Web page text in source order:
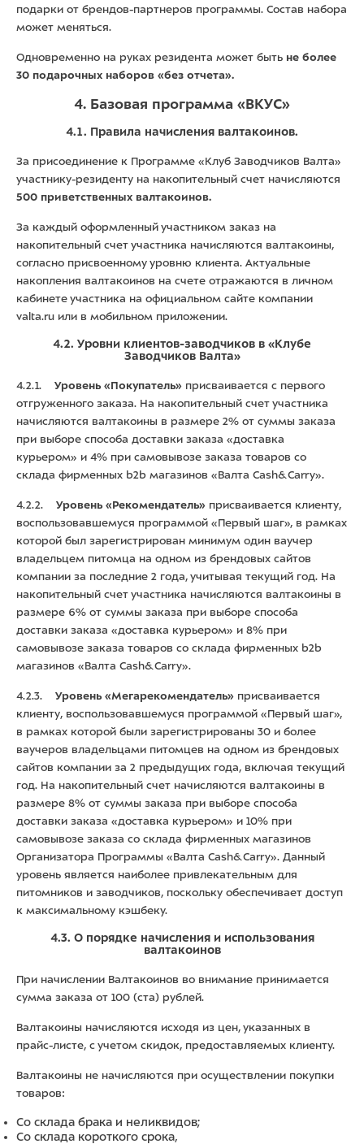
подарки от брендов-партнеров программы. Состав набора
может меняться.
Одновременно на руках резидента может быть не более
30 подарочных наборов «без отчета».
4. Базовая программа «ВКУС»
4.1. Правила начисления валтакоинов.
За присоединение к Программе «Клуб Заводчиков Валта»
участнику-резиденту на накопительный счет начисляются
500 приветственных валтакоинов.
За каждый оформленный участником заказ на
накопительный счет участника начисляются валтакоины,
согласно присвоенному уровню клиента. Актуальные
накопления валтакоинов на счете отражаются в личном
кабинете участника на официальном сайте компании
valta.ru или в мобильном приложении.
4.2. Уровни клиентов-заводчиков в «Клубе
Заводчиков Валта»
4.2.1. Уровень «Покупатель» присваивается с первого
отгруженного заказа. На накопительный счет участника
начисляются валтакоины в размере 2% от суммы заказа
при выборе способа доставки заказа «доставка
курьером» и 4% при самовывозе заказа товаров со
склада фирменных b2b магазинов «Валта Cash&Carry».
4.2.2. Уровень «Рекомендатель» присваивается клиенту,
воспользовавшемуся программой «Первый шаг», в рамках
которой был зарегистрирован минимум один ваучер
владельцем питомца на одном из брендовых сайтов
компании за последние 2 года, учитывая текущий год. На
накопительный счет участника начисляются валтакоины в
размере 6% от суммы заказа при выборе способа
доставки заказа «доставка курьером» и 8% при
самовывозе заказа товаров со склада фирменных b2b
магазинов «Валта Cash&Carry».
4.2.3. Уровень «Мегарекомендатель» присваивается
клиенту, воспользовавшемуся программой «Первый шаг»,
в рамках которой были зарегистрированы 30 и более
ваучеров владельцами питомцев на одном из брендовых
сайтов компании за 2 предыдущих года, включая текущий
год. На накопительный счет начисляются валтакоины в
размере 8% от суммы заказа при выборе способа
доставки заказа «доставка курьером» и 10% при
самовывозе заказа со склада фирменных магазинов
Организатора Программы «Валта Cash&Carry». Данный
уровень является наиболее привлекательным для
питомников и заводчиков, поскольку обеспечивает доступ
к максимальному кэшбеку.
4.3. О порядке начисления и использования
валтакоинов
При начислении Валтакоинов во внимание принимается
сумма заказа от 100 (ста) рублей.
Валтакоины начисляются исходя из цен, указанных в
прайс-листе, с учетом скидок, предоставляемых клиенту.
Валтакоины не начисляются при осуществлении покупки
товаров:
Cо склада брака и неликвидов;
Со склада короткого срока,